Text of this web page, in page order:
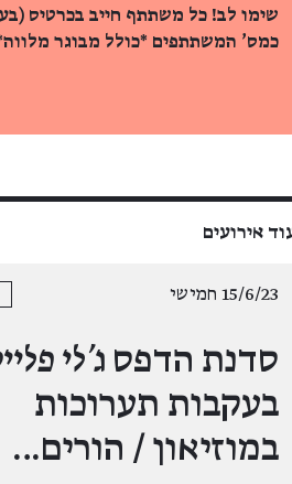
שימו לב! כל משתתף חייב בכרטיס
כמס' המשתתפים *כולל מבוגר
אירועים
15/6/23 חמישי
סדנת הדפס ג'לי
בעקבות תערוכות
במוזיאון / הורים…